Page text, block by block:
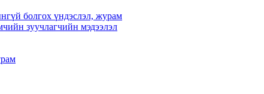
болгох үндэслэл, журам
зуучлагчийн мэдээлэл